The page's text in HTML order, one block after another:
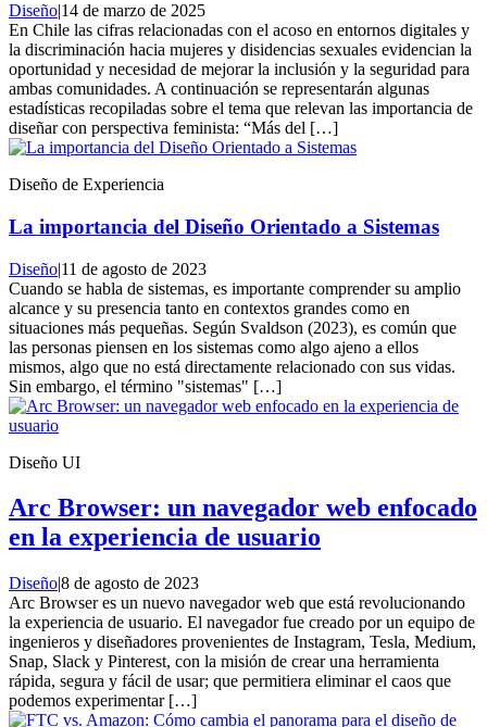
Diseño|14 de marzo de 2025
En Chile las cifras relacionadas con el acoso en entornos digitales y
la discriminación hacia mujeres y disidencias sexuales evidencian la
oportunidad y necesidad de mejorar la inclusión y la seguridad para
ambas comunidades. A continuación se representarán algunas
estadísticas recopiladas sobre el tema que relevan las importancia de
diseñar con perspectiva feminista: “Más del […]
Diseño de Experiencia
La importancia del Diseño Orientado a Sistemas
Diseño|11 de agosto de 2023
Cuando se habla de sistemas, es importante comprender su amplio
alcance y su presencia tanto en contextos grandes como en
situaciones más pequeñas. Según Svaldson (2023), es común que
las personas piensen en los sistemas como algo ajeno a ellos
mismos, algo que no está directamente relacionado con sus vidas.
Sin embargo, el término "sistemas" […]
Diseño UI
Arc Browser: un navegador web enfocado
en la experiencia de usuario
Diseño|8 de agosto de 2023
Arc Browser es un nuevo navegador web que está revolucionando
la experiencia de usuario. El navegador fue creado por un equipo de
ingenieros y diseñadores provenientes de Instagram, Tesla, Medium,
Snap, Slack y Pinterest, con la misión de crear una herramienta
rápida, segura y fácil de usar; que permitiera eliminar el caos que
podemos experimentar […]